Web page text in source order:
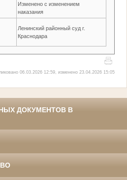
Изменено с изменением
наказания
Ленинский районный суд г.
Краснодара
06.03.2026 12:59, изменено 23.04.2026 15:05
ДОКУМЕНТОВ В